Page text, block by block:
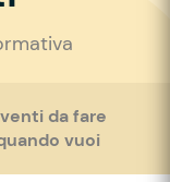
da fare
vuoi